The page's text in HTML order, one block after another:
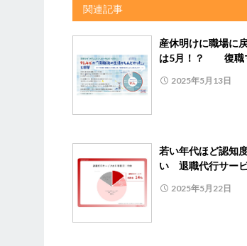
関連記事
産休明けに職場に
は5月！？ 復職
2025年5月13日
若い年代ほど認知
い 退職代行サー
2025年5月22日